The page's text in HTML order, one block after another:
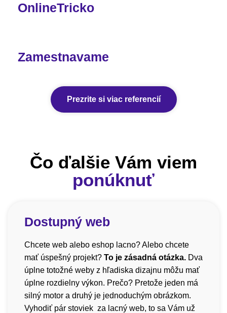
OnlineTricko
Zamestnavame
Prezrite si viac referencií
Čo ďalšie Vám viem
ponúknuť
Dostupný web
Chcete web alebo eshop lacno? Alebo chcete
mať úspešný projekt? To je zásadná otázka. Dva
úplne totožné weby z hľadiska dizajnu môžu mať
úplne rozdielny výkon. Prečo? Pretože jeden má
silný motor a druhý je jednoduchým obrázkom.
Vyhodiť pár stoviek za lacný web, to sa Vám už